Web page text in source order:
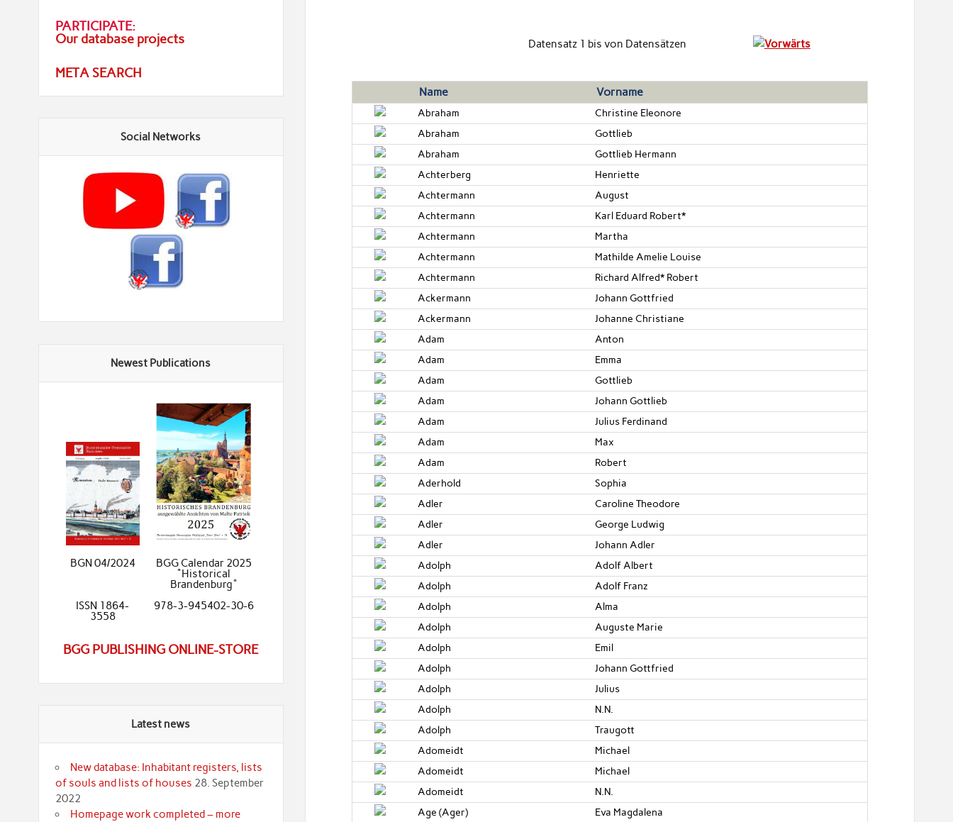
Datensatz 1 bis von Datensätzen
Name Vorname
Abraham
Christine Eleonore
Abraham
Gottlieb
Abraham
Gottlieb Hermann
Achterberg
Henriette
Achtermann
August
Achtermann
Karl Eduard Robert*
Achtermann
Martha
Achtermann
Mathilde Amelie Louise
Achtermann
Richard Alfred* Robert
Ackermann
Johann Gottfried
Ackermann
Johanne Christiane
Adam
Anton
Adam
Emma
Adam
Gottlieb
Adam
Johann Gottlieb
Adam
Julius Ferdinand
Adam
Max
Adam
Robert
Aderhold
Sophia
Adler
Caroline Theodore
Adler
George Ludwig
Adler
Johann Adler
Adolph
Adolf Albert
Adolph
Adolf Franz
Adolph
Alma
Adolph
Auguste Marie
Adolph
Emil
Adolph
Johann Gottfried
Adolph
Julius
Adolph
N.N.
Adolph
Traugott
Adomeidt
Michael
Adomeidt
Michael
Adomeidt
N.N.
Age (Ager)
Eva Magdalena
PARTICIPATE:
Our database projects
META SEARCH
Social Networks
Newest Publications
BGN 04/2024
BGG Calendar 2025
"Historical
Brandenburg"
ISSN 1864-
3558
978-3-945402-30-6
BGG PUBLISHING ONLINE-STORE
Latest news
New database: Inhabitant registers, lists
of souls and lists of houses 28. September
2022
Homepage work completed – more